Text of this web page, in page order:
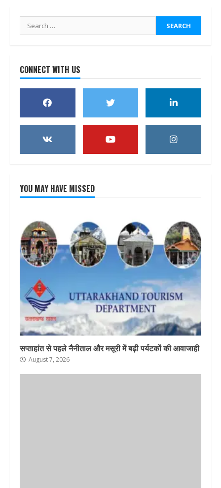
Search
for:
CONNECT WITH US
YOU MAY HAVE MISSED
सप्ताहांत से पहले नैनीताल और मसूरी में बढ़ी पर्यटकों की आवाजाही
August 7, 2026